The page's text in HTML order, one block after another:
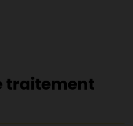
traitement